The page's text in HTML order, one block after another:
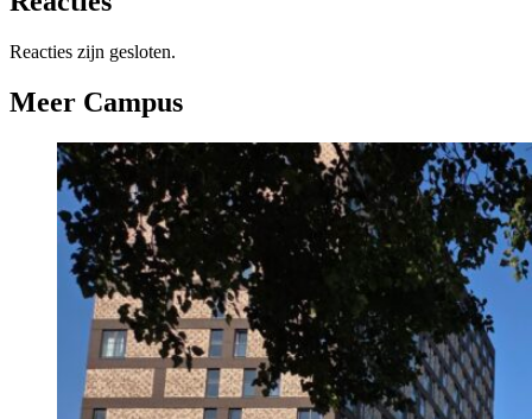
Reacties zijn gesloten.
Meer Campus